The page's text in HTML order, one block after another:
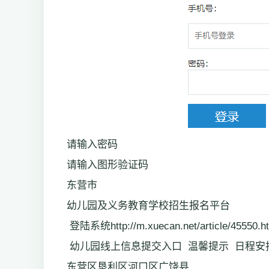
请输入密码
请输入图形验证码
东营市
幼儿园及义务教育学校招生报名平台
登陆系统http://m.xuecan.net/article/
幼儿园线上信息提交入口 温馨提示 日程安